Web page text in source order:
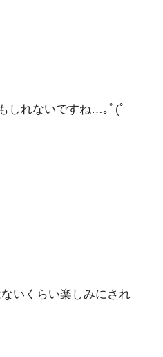
しれないですね…｡ﾟ(ﾟ
いくらい楽しみにされ